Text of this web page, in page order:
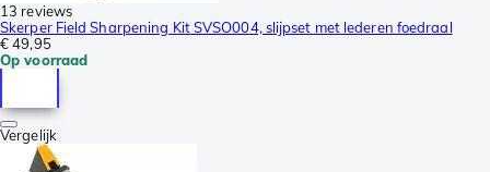
13 reviews
Skerper Field Sharpening Kit SVSO004, slijpset met lederen foedraal
€ 49,95
Op voorraad
Vergelijk